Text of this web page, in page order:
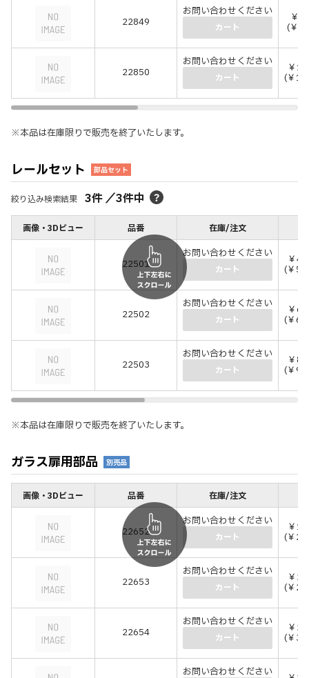
22849
お問い合わせください
カート
￥
(￥
22850
お問い合わせください
カート
￥
(￥
※本品は在庫限りで販売を終了いたします。
レールセット 部品セット
絞り込み検索結果 3件／3件中
画像・3Dビュー 品番 在庫/注文
22501
お問い合わせください
カート
￥
(￥
22502
お問い合わせください
カート
￥
(￥
22503
お問い合わせください
カート
￥
(￥
※本品は在庫限りで販売を終了いたします。
ガラス扉用部品 別売品
画像・3Dビュー 品番 在庫/注文
22652
お問い合わせください
カート
￥
(￥
22653
お問い合わせください
カート
￥
(￥
22654
お問い合わせください
カート
￥
(￥
お問い合わせください